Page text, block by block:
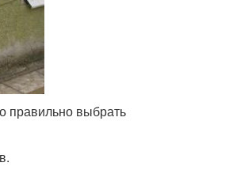
правильно выбрать